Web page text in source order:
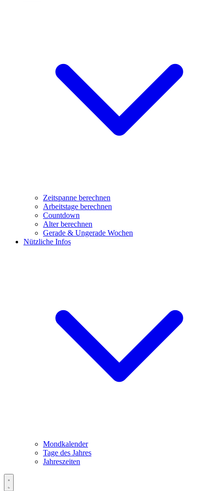
Zeitspanne berechnen
Arbeitstage berechnen
Countdown
Alter berechnen
Gerade & Ungerade Wochen
Nützliche Infos
Mondkalender
Tage des Jahres
Jahreszeiten